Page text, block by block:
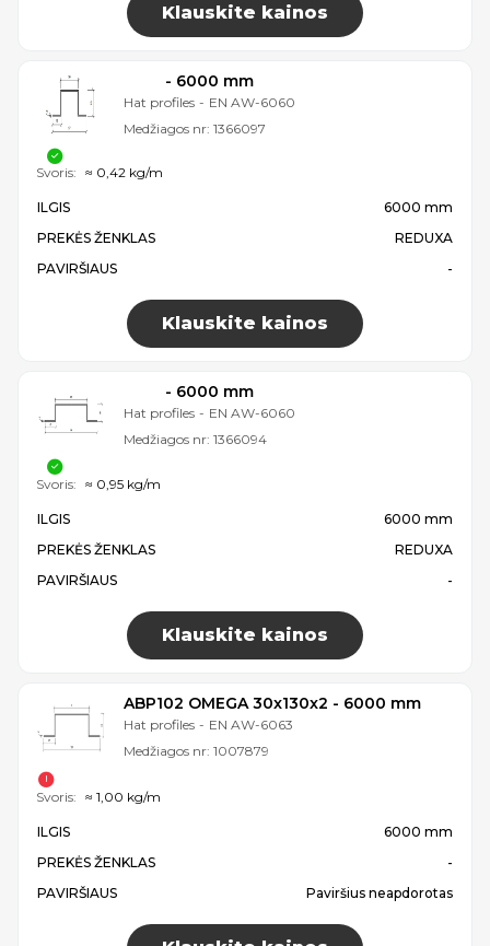
Klauskite kainos
- 6000 mm
Hat profiles - EN AW-6060
Medžiagos nr: 1366097
ILGIS
6000 mm
PREKĖS ŽENKLAS
REDUXA
PAVIRŠIAUS
-
Klauskite kainos
Svoris: ≈ 0,42 kg/m
- 6000 mm
Hat profiles - EN AW-6060
Medžiagos nr: 1366094
ILGIS
6000 mm
PREKĖS ŽENKLAS
REDUXA
PAVIRŠIAUS
-
Klauskite kainos
Svoris: ≈ 0,95 kg/m
ABP102 OMEGA 30x130x2 - 6000 mm
Hat profiles - EN AW-6063
Medžiagos nr: 1007879
ILGIS
6000 mm
PREKĖS ŽENKLAS
-
PAVIRŠIAUS
Paviršius neapdorotas
Svoris: ≈ 1,00 kg/m